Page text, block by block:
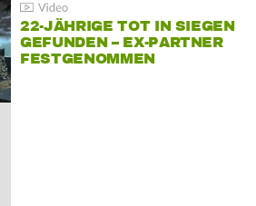
22-JÄHRIGE TOT IN SIEGEN
GEFUNDEN – EX-PARTNER
FESTGENOMMEN